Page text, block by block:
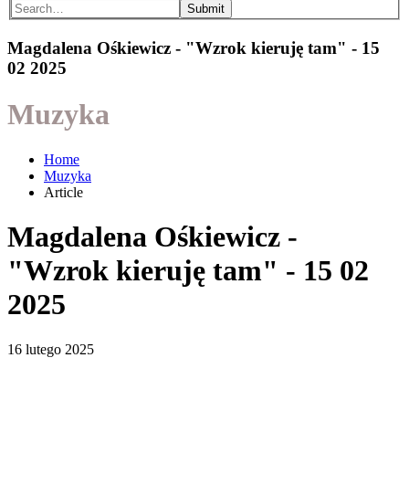
Submit
Magdalena Ośkiewicz - "Wzrok kieruję tam" - 15
02 2025
Muzyka
Home
Muzyka
Article
Magdalena Ośkiewicz -
"Wzrok kieruję tam" - 15 02
2025
16 lutego 2025